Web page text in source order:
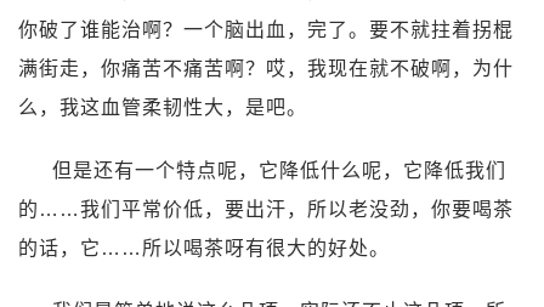
你破了谁能治啊？一个脑出血，完了。要不就拄着拐棍
满街走，你痛苦不痛苦啊？哎，我现在就不破啊，为什
么，我这血管柔韧性大，是吧。
但是还有一个特点呢，它降低什么呢，它降低我们
的……我们平常价低，要出汗，所以老没劲，你要喝茶
的话，它……所以喝茶呀有很大的好处。